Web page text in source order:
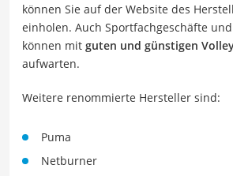
können Sie auf der Website des
einholen. Auch Sportfachgeschäfte
können mit guten und günstigen
aufwarten.
Weitere renommierte Hersteller sind:
Puma
Netburner